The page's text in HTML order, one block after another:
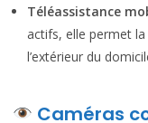
Téléassistance
actifs, elle permet la
l’extérieur du
Caméras